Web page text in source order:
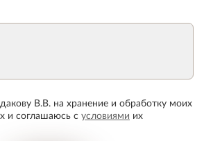
В.В. на хранение и обработку моих
и соглашаюсь с условиями их